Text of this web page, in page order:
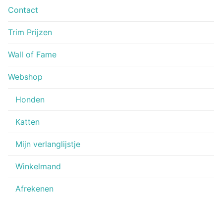
Contact
Trim Prijzen
Wall of Fame
Webshop
Honden
Katten
Mijn verlanglijstje
Winkelmand
Afrekenen